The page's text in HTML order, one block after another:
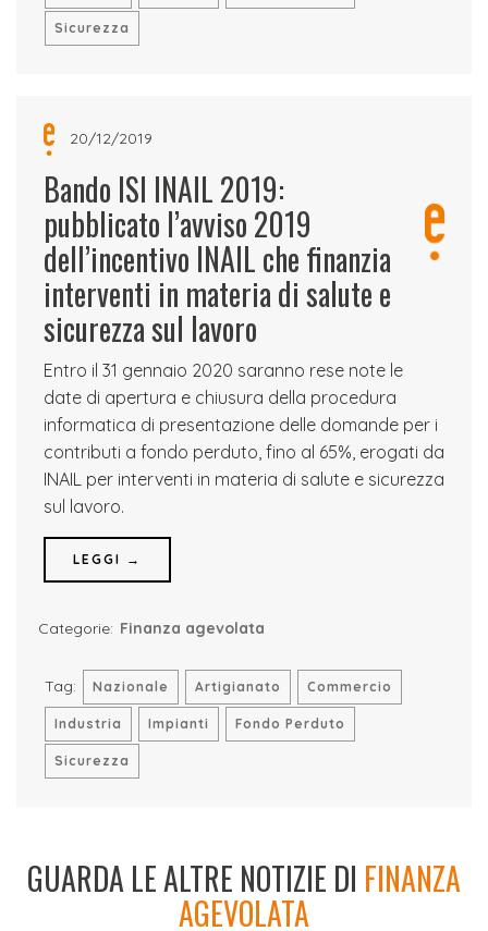
Sicurezza
20/12/2019
Bando ISI INAIL 2019:
pubblicato l’avviso 2019
dell’incentivo INAIL che finanzia
interventi in materia di salute e
sicurezza sul lavoro
Entro il 31 gennaio 2020 saranno rese note le
date di apertura e chiusura della procedura
informatica di presentazione delle domande per i
contributi a fondo perduto, fino al 65%, erogati da
INAIL per interventi in materia di salute e sicurezza
sul lavoro.
LEGGI →
Categorie: Finanza agevolata
Tag: Nazionale Artigianato Commercio
Industria Impianti Fondo Perduto
Sicurezza
GUARDA LE ALTRE NOTIZIE DI FINANZA
AGEVOLATA